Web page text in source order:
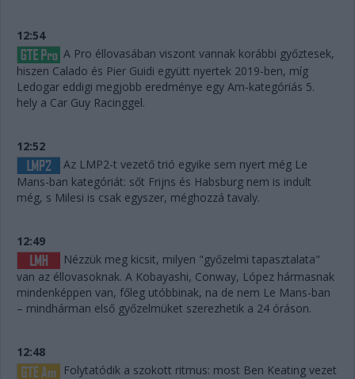
12:54
A Pro éllovasában viszont vannak korábbi győztesek,
hiszen Calado és Pier Guidi együtt nyertek 2019-ben, míg
Ledogar eddigi megjobb eredménye egy Am-kategóriás 5.
hely a Car Guy Racinggel.
12:52
Az LMP2-t vezető trió egyike sem nyert még Le
Mans-ban kategóriát: sőt Frijns és Habsburg nem is indult
még, s Milesi is csak egyszer, méghozzá tavaly.
12:49
Nézzük meg kicsit, milyen "győzelmi tapasztalata"
van az éllovasoknak. A Kobayashi, Conway, López hármasnak
mindenképpen van, főleg utóbbinak, na de nem Le Mans-ban
– mindhárman első győzelmüket szerezhetik a 24 óráson.
12:48
Folytatódik a szokott ritmus: most Ben Keating vezet